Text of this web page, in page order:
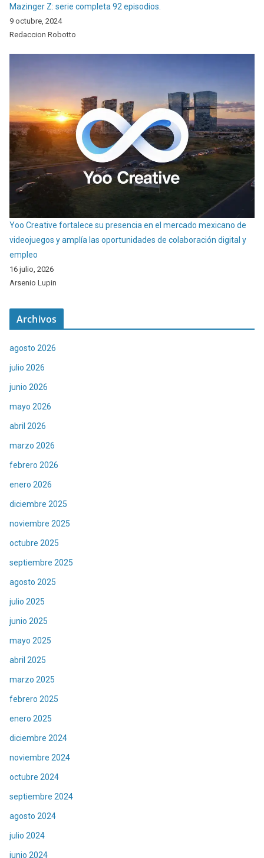
Mazinger Z: serie completa 92 episodios.
9 octubre, 2024
Redaccion Robotto
Yoo Creative fortalece su presencia en el mercado mexicano de
videojuegos y amplía las oportunidades de colaboración digital y
empleo
16 julio, 2026
Arsenio Lupin
Archivos
agosto 2026
julio 2026
junio 2026
mayo 2026
abril 2026
marzo 2026
febrero 2026
enero 2026
diciembre 2025
noviembre 2025
octubre 2025
septiembre 2025
agosto 2025
julio 2025
junio 2025
mayo 2025
abril 2025
marzo 2025
febrero 2025
enero 2025
diciembre 2024
noviembre 2024
octubre 2024
septiembre 2024
agosto 2024
julio 2024
junio 2024